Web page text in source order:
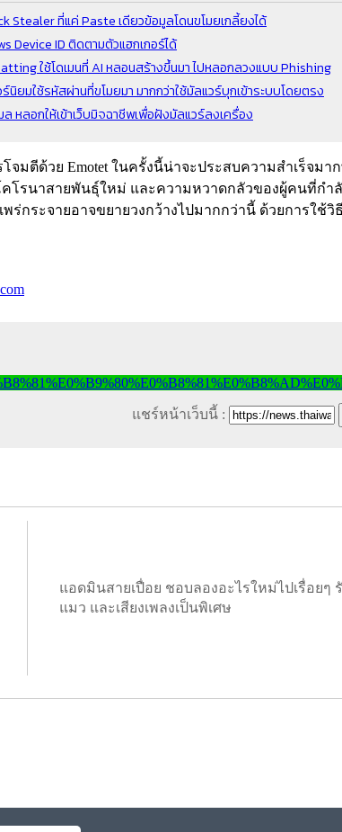
Stealer ที่แค่ Paste เดียวข้อมูลโดนขโมยเกลี้ยงได้
Device ID ติดตามตัวแฮกเกอร์ได้
ใช้โดเมนที่ AI หลอนสร้างขึ้นมา ไปหลอกลวงแบบ Phishing
ยมใช้รหัสผ่านที่ขโมยมา มากกว่าใช้มัลแวร์บุกเข้าระบบโดยตรง
หลอกให้เข้าเว็บมิจฉาชีพเพื่อฝังมัลแวร์ลงเครื่อง
จมตีด้วย Emotet ในครั้งนี้น่าจะประสบความสำเร็จมา
คโรนาสายพันธุ์ใหม่ และความหวาดกลัวของผู้คนที่กำ
ร่กระจายอาจขยายวงกว้างไปมากกว่านี้ ด้วยการใช้วิ
แชร์หน้าเว็บนี้ :
แอดมินสายเปื่อย ชอบลองอะไรใหม่ไปเรื่อยๆ
แมว และเสียงเพลงเป็นพิเศษ